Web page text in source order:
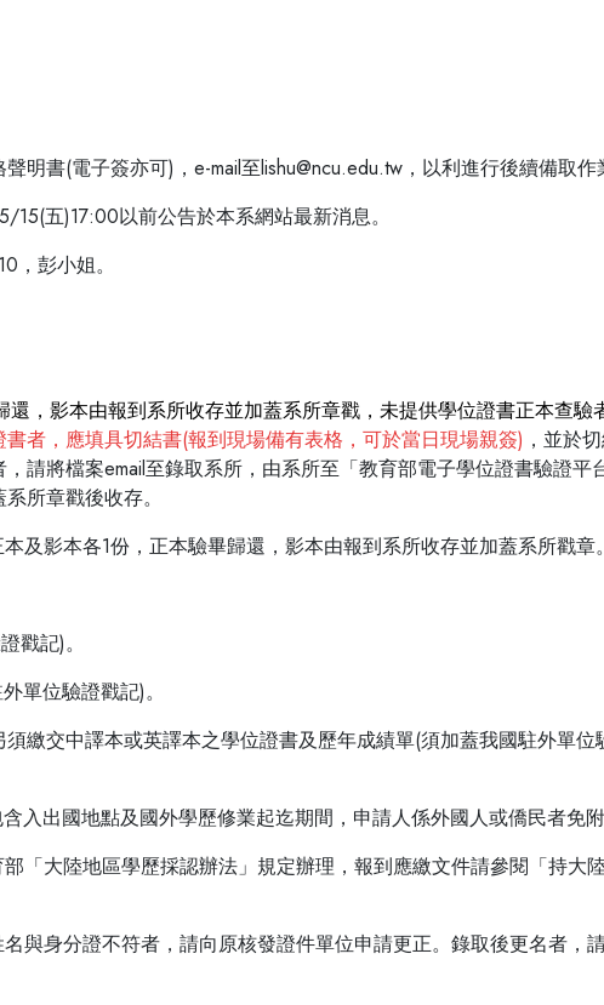
書(電子簽亦可)，e-mail至lishu@ncu.edu.tw，以利進行後續備取作
五)17:00以前公告於本系網站最新消息。
，彭小姐。
還，影本由報到系所收存並加蓋系所章戳，未提供學位證書正本查
書者，應填具切結書(報到現場備有表格，可於當日現場親簽) ，並於
請將檔案email至錄取系所，由系所至「教育部電子學位證書驗證平
所章戳後收存。
及影本各1份，正本驗畢歸還，影本由報到系所收存並加蓋系所戳章。
戳記)。
單位驗證戳記)。
繳交中譯本或英譯本之學位證書及歷年成績單(須加蓋我國駐外單
入出國地點及國外學歷修業起迄期間，申請人係外國人或僑民者免附)
「大陸地區學歷採認辦法」規定辦理，報到應繳文件請參閱「持大
與身分證不符者，請向原核發證件單位申請更正。錄取後更名者，